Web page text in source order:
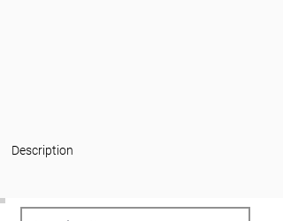
Description